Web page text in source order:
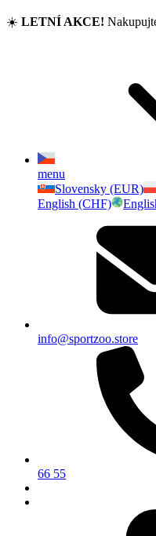
☀️ LETNÍ AKCE!
menu
Slovensky (EUR)
English (CHF)
info@sportzoo.store
66 55